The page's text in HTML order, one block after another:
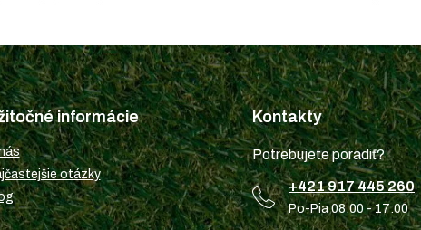
informácie
otázky
Kontakty
Potrebujete poradiť?
+421 917 445 260
Po-Pia 08:00 - 17:00